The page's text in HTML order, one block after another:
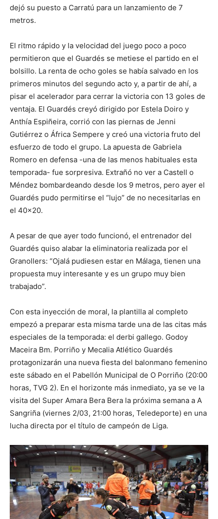
dejó su puesto a Carratú para un lanzamiento de 7
metros.
El ritmo rápido y la velocidad del juego poco a poco
permitieron que el Guardés se metiese el partido en el
bolsillo. La renta de ocho goles se había salvado en los
primeros minutos del segundo acto y, a partir de ahí, a
pisar el acelerador para cerrar la victoria con 13 goles de
ventaja. El Guardés creyó dirigido por Estela Doiro y
Anthía Espiñeira, corrió con las piernas de Jenni
Gutiérrez o África Sempere y creó una victoria fruto del
esfuerzo de todo el grupo. La apuesta de Gabriela
Romero en defensa -una de las menos habituales esta
temporada- fue sorpresiva. Extrañó no ver a Castell o
Méndez bombardeando desde los 9 metros, pero ayer el
Guardés pudo permitirse el “lujo” de no necesitarlas en
el 40×20.
A pesar de que ayer todo funcionó, el entrenador del
Guardés quiso alabar la eliminatoria realizada por el
Granollers: “Ojalá pudiesen estar en Málaga, tienen una
propuesta muy interesante y es un grupo muy bien
trabajado”.
Con esta inyección de moral, la plantilla al completo
empezó a preparar esta misma tarde una de las citas más
especiales de la temporada: el derbi gallego. Godoy
Maceira Bm. Porriño y Mecalia Atlético Guardés
protagonizarán una nueva fiesta del balonmano femenino
este sábado en el Pabellón Municipal de O Porriño (20:00
horas, TVG 2). En el horizonte más inmediato, ya se ve la
visita del Super Amara Bera Bera la próxima semana a A
Sangriña (viernes 2/03, 21:00 horas, Teledeporte) en una
lucha directa por el título de campeón de Liga.